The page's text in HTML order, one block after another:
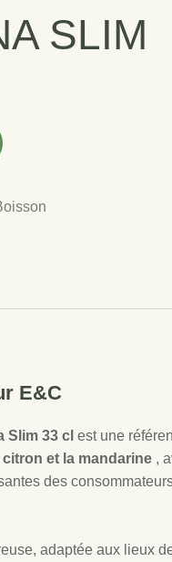
SLIM
E&C
Slim 33 cl est une
citron et la mandarine ,
des
adaptée aux lieux